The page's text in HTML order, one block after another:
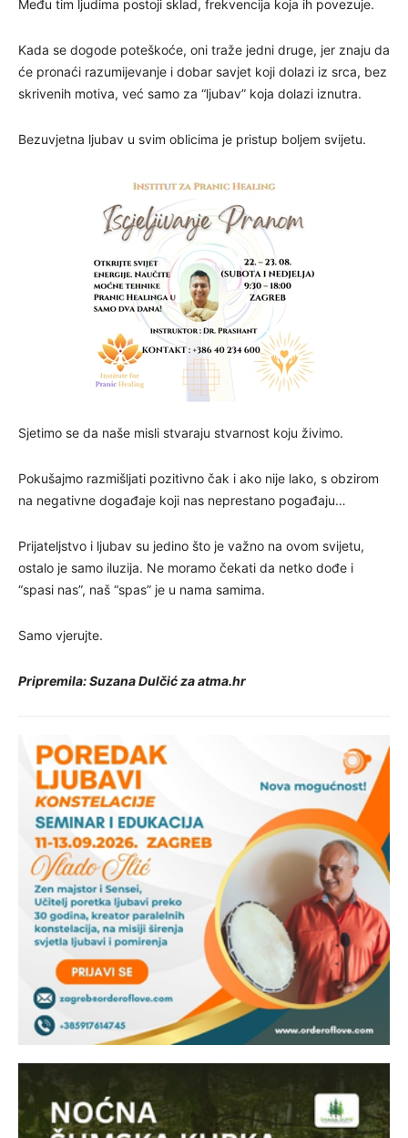
Među tim ljudima postoji sklad, frekvencija koja ih povezuje.
Kada se dogode poteškoće, oni traže jedni druge, jer znaju da
će pronaći razumijevanje i dobar savjet koji dolazi iz srca, bez
skrivenih motiva, već samo za “ljubav” koja dolazi iznutra.
Bezuvjetna ljubav u svim oblicima je pristup boljem svijetu.
Sjetimo se da naše misli stvaraju stvarnost koju živimo.
Pokušajmo razmišljati pozitivno čak i ako nije lako, s obzirom
na negativne događaje koji nas neprestano pogađaju…
Prijateljstvo i ljubav su jedino što je važno na ovom svijetu,
ostalo je samo iluzija. Ne moramo čekati da netko dođe i
“spasi nas”, naš “spas” je u nama samima.
Samo vjerujte.
Pripremila: Suzana Dulčić za atma.hr